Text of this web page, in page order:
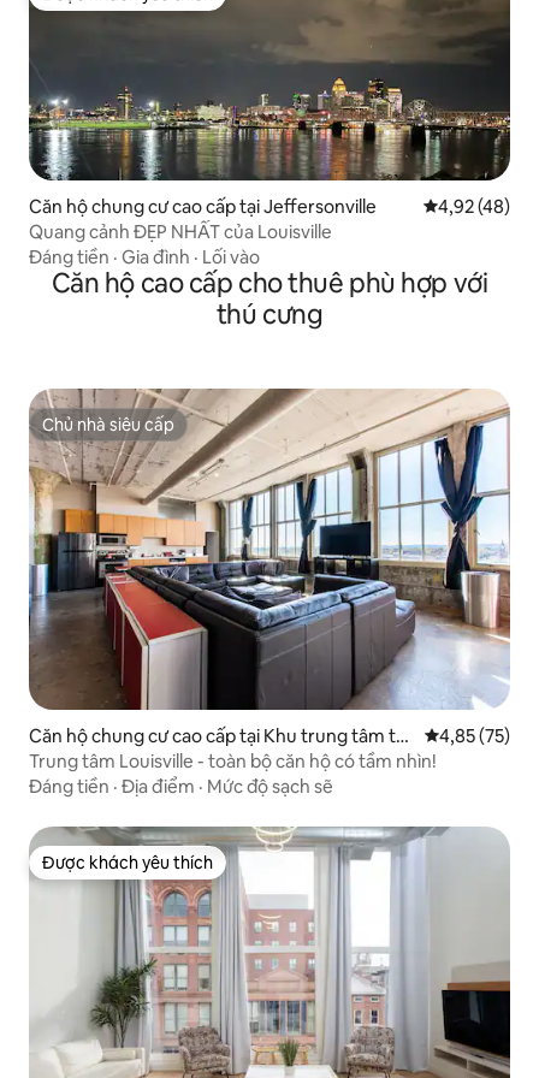
Được khách yêu thích
Căn hộ chung cư cao cấp tại Jeffersonville Xếp hạng
4,92 (48)
Quang cảnh ĐẸP NHẤT của Louisville
Đáng tiền · Gia đình · Lối vào
Căn hộ cao cấp cho thuê phù hợp với
thú cưng
Chủ nhà siêu cấp
Chủ nhà siêu cấp
Căn hộ chung cư cao cấp tại Khu trung tâm th
ương mại
Xếp hạng
4,85 (75)
Trung tâm Louisville - toàn bộ căn hộ có tầm nhìn!
Đáng tiền · Địa điểm · Mức độ sạch sẽ
Được khách yêu thích
Được khách yêu thích